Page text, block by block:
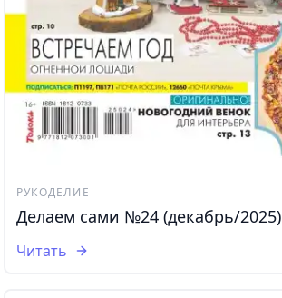
РУКОДЕЛИЕ
Делаем сами №24 (декабрь/2025)
Читать